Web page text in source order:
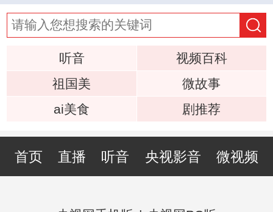
听音
视频百科
祖国美
微故事
ai美食
剧推荐
首页 直播 听音 央视影音 微视频